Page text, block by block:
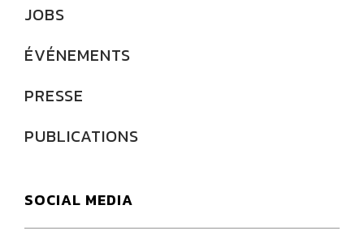
JOBS
ÉVÉNEMENTS
PRESSE
PUBLICATIONS
SOCIAL MEDIA